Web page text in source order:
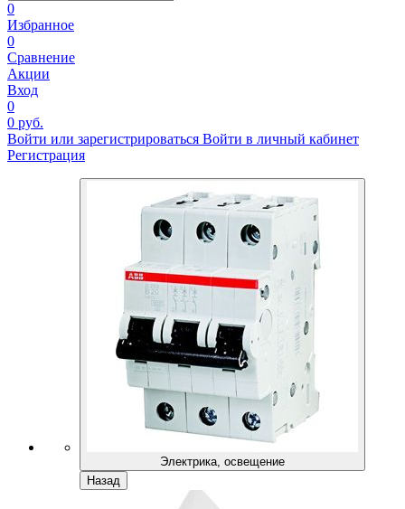
0
Избранное
0
Сравнение
Акции
Вход
0
0 руб.
Войти или зарегистрироваться Войти в личный кабинет
Регистрация
Электрика, освещение
Назад